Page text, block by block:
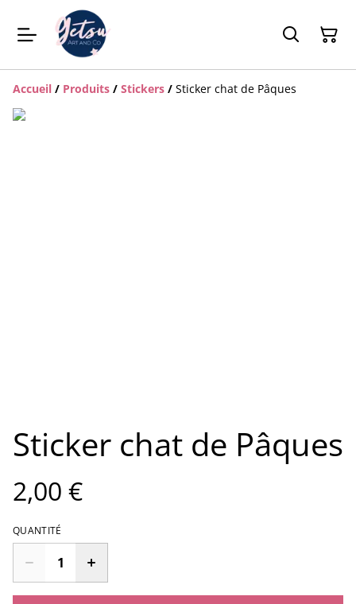
Accueil / Produits / Stickers / Sticker chat de Pâques
Sticker chat de Pâques
2,00 €
QUANTITÉ